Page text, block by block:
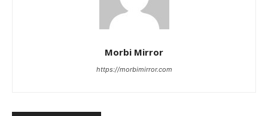
Morbi Mirror
https://morbimirror.com